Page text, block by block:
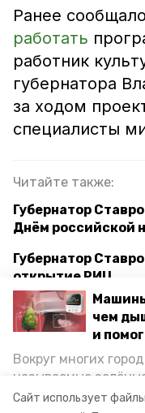
Сайт использует
чем
и
Вокруг многих
называемые
снижающие
Ранее
работать
работник
губернатора
за ходом
специалисты
Читайте также:
Губернатор
Днём российской
Губернатор
открытие РИЦ
Достижения
показали на